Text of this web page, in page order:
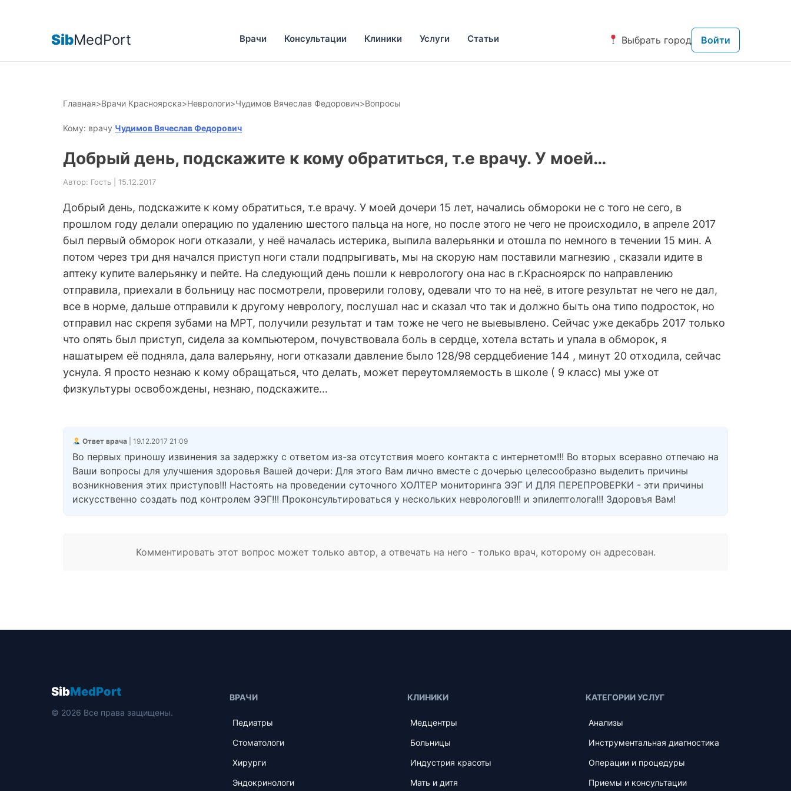
SibMedPort Врачи Консультации Клиники Услуги Статьи Выбрать город Войти
Главная>Врачи Красноярска>Неврологи>Чудимов Вячеслав Федорович>Вопросы
Кому: врачу Чудимов Вячеслав Федорович
Добрый день, подскажите к кому обратиться, т.е врачу. У моей…
Автор: Гость | 15.12.2017
Добрый день, подскажите к кому обратиться, т.е врачу. У моей дочери 15 лет, начались обмороки не с того не сего, в
прошлом году делали операцию по удалению шестого пальца на ноге, но после этого не чего не происходило, в апреле 2017
был первый обморок ноги отказали, у неё началась истерика, выпила валерьянки и отошла по немного в течении 15 мин. А
потом через три дня начался приступ ноги стали подпрыгивать, мы на скорую нам поставили магнезию , сказали идите в
аптеку купите валерьянку и пейте. На следующий день пошли к неврологогу она нас в г.Красноярск по направлению
отправила, приехали в больницу нас посмотрели, проверили голову, одевали что то на неё, в итоге результат не чего не дал,
все в норме, дальше отправили к другому неврологу, послушал нас и сказал что так и должно быть она типо подросток, но
отправил нас скрепя зубами на МРТ, получили результат и там тоже не чего не выевывлено. Сейчас уже декабрь 2017 только
что опять был приступ, сидела за компьютером, почувствовала боль в сердце, хотела встать и упала в обморок, я
нашатырем её подняла, дала валерьяну, ноги отказали давление было 128/98 сердцебиение 144 , минут 20 отходила, сейчас
уснула. Я просто незнаю к кому обращаться, что делать, может переутомляемость в школе ( 9 класс) мы уже от
физкультуры освобождены, незнаю, подскажите…
Ответ врача| 19.12.2017 21:09
Во первых приношу извинения за задержку с ответом из-за отсутствия моего контакта с интернетом!!! Во вторых всеравно отпечаю на
Ваши вопросы для улучшения здоровья Вашей дочери: Для этого Вам лично вместе с дочерью целесообразно выделить причины
возникновения этих приступов!!! Настоять на проведении суточного ХОЛТЕР мониторинга ЭЭГ И ДЛЯ ПЕРЕПРОВЕРКИ - эти причины
искусственно создать под контролем ЭЭГ!!! Проконсультироваться у нескольких неврологов!!! и эпилептолога!!! Здоровъя Вам!
Комментировать этот вопрос может только автор, а отвечать на него - только врач, которому он адресован.
SibMedPort
© 2026 Все права защищены.
ВРАЧИ
Педиатры
Стоматологи
Хирурги
Эндокринологи
КЛИНИКИ
Медцентры
Больницы
Индустрия красоты
Мать и дитя
КАТЕГОРИИ УСЛУГ
Анализы
Инструментальная диагностика
Операции и процедуры
Приемы и консультации